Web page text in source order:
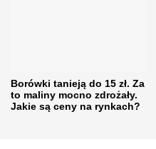
Borówki tanieją do 15 zł. Za
to maliny mocno zdrożały.
Jakie są ceny na rynkach?